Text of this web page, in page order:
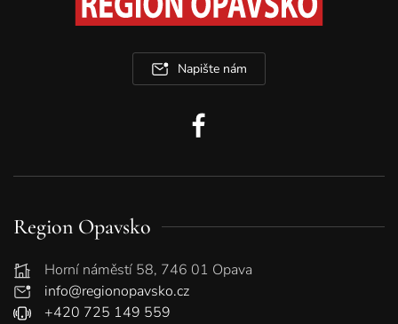
Napište nám
Region Opavsko
Horní náměstí 58, 746 01 Opava
info@regionopavsko.cz
+420 725 149 559